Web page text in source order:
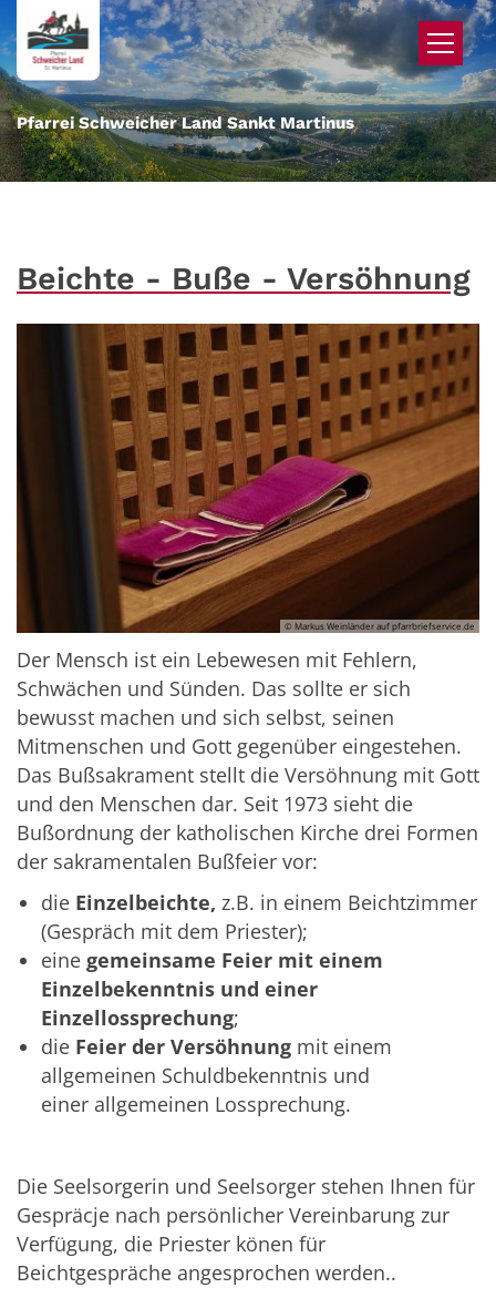
Zum Inhalt springen
Pfarrei Schweicher Land Sankt Martinus
Beichte - Buße - Versöhnung
© Markus Weinländer auf pfarrbriefservice.de
Der Mensch ist ein Lebewesen mit Fehlern,
Schwächen und Sünden. Das sollte er sich
bewusst machen und sich selbst, seinen
Mitmenschen und Gott gegenüber eingestehen.
Das Bußsakrament stellt die Versöhnung mit Gott
und den Menschen dar. Seit 1973 sieht die
Bußordnung der katholischen Kirche drei Formen
der sakramentalen Bußfeier vor:
die Einzelbeichte, z.B. in einem Beichtzimmer
(Gespräch mit dem Priester);
eine gemeinsame Feier mit einem
Einzelbekenntnis und einer
Einzellossprechung;
die Feier der Versöhnung mit einem
allgemeinen Schuldbekenntnis und
einer allgemeinen Lossprechung.
Die Seelsorgerin und Seelsorger stehen Ihnen für
Gespräcje nach persönlicher Vereinbarung zur
Verfügung, die Priester könen für
Beichtgespräche angesprochen werden..